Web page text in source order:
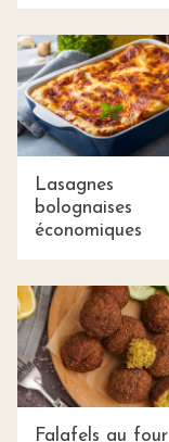
Lasagnes
bolognaises
économiques
Falafels au four